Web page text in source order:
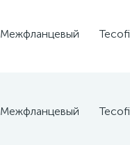
Межфланцевый Tecofi
Межфланцевый Tecofi